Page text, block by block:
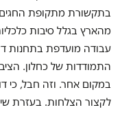
בתקשורת מתקופת החגים:
מהארץ בגלל סיבות
עבודה מועדפת בתחנות
התמודדות של כחלון.
במקום אחר. וזה חבל, כי
לקצור הצלחות. בעזרת